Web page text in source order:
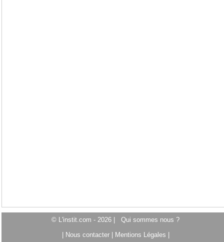
© L'instit.com - 2026 | Qui sommes nous ?
Nous contacter Mentions Légales